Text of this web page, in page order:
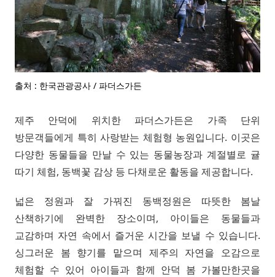
출처 : 한국관광공사 / 파더스가든
제주 안덕에 위치한 파더스가든은 가족 단위
방문객들에게 특히 사랑받는 체험형 농원입니다. 이곳은
다양한 동물들을 만날 수 있는 동물농장과 계절별로 귤
따기 체험, 동백꽃 감상 등 다채로운 활동을 제공합니다.
넓은 정원과 잘 가꿔진 동백정원은 따뜻한 봄날
산책하기에 완벽한 장소이며, 아이들은 동물들과
교감하며 자연 속에서 즐거운 시간을 보낼 수 있습니다.
싱그러운 봄 향기를 맡으며 제주의 자연을 오감으로
체험할 수 있어 아이들과 함께 안덕 봄 가볼만한곳을